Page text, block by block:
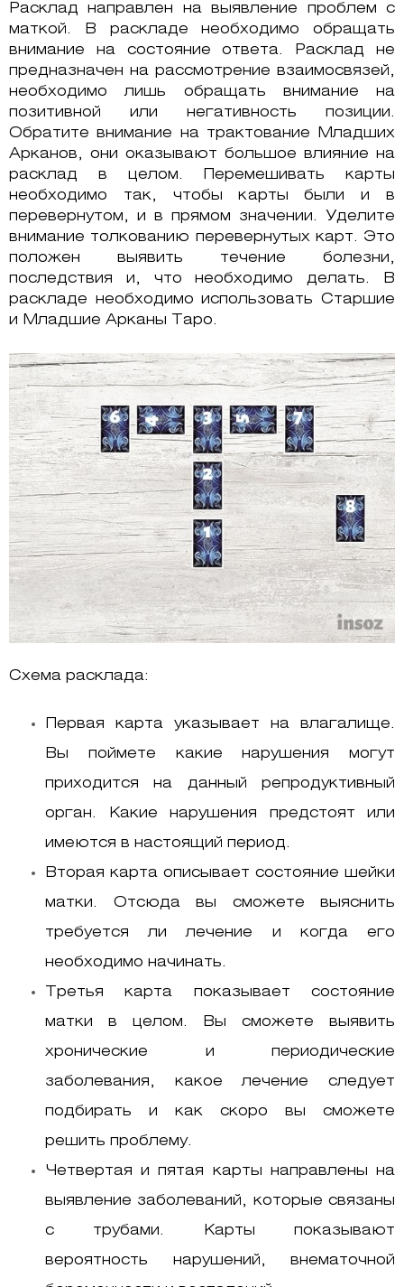
Расклад направлен на выявление проблем с
маткой. В раскладе необходимо обращать
внимание на состояние ответа. Расклад не
предназначен на рассмотрение взаимосвязей,
необходимо лишь обращать внимание на
позитивной или негативность позиции.
Обратите внимание на трактование Младших
Арканов, они оказывают большое влияние на
расклад в целом. Перемешивать карты
необходимо так, чтобы карты были и в
перевернутом, и в прямом значении. Уделите
внимание толкованию перевернутых карт. Это
положен выявить течение болезни,
последствия и, что необходимо делать. В
раскладе необходимо использовать Старшие
и Младшие Арканы Таро.
Схема расклада:
Первая карта указывает на влагалище.
Вы поймете какие нарушения могут
приходится на данный репродуктивный
орган. Какие нарушения предстоят или
имеются в настоящий период.
Вторая карта описывает состояние шейки
матки. Отсюда вы сможете выяснить
требуется ли лечение и когда его
необходимо начинать.
Третья карта показывает состояние
матки в целом. Вы сможете выявить
хронические и периодические
заболевания, какое лечение следует
подбирать и как скоро вы сможете
решить проблему.
Четвертая и пятая карты направлены на
выявление заболеваний, которые связаны
с трубами. Карты показывают
вероятность нарушений, внематочной